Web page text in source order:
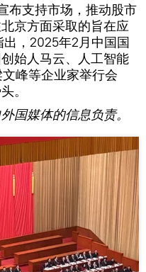
布支持市场，推动股市
京方面采取的旨在应
，2025年2月中国国
始人马云、人工智能
峰等企业家举行会
。
国媒体的信息负责。